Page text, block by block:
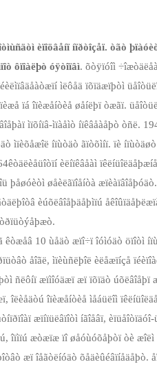
èïîöâåíï íïðòîçåï. òãò
ôïîàëþò óÿòîïâì. õòÿïóîì
ìëôåä ïõïäæïþòì
ïá îïèæåíòèå øåíëþï òæãï.
ìïõíïâ­-ìïàåìò íïêâåàåþò òñë.
ìïèõåæîë íïùòäò ãïòõìíï. ïè
èëíïêâåàì
þåøóèòì øåèëãïîåíòà
èúõëâîåþäåþìïú
êòæåâ 10 ùåäò æïî÷ï îóìóäò öïîòì
åîãë, ìïèùñëþîë èëåæïíçå
ñëôíï æïìîóäæï æï ïõïäò úõëâîåþï
îëèåäòú îïèæåíòèå ìåáüëîì
æïíïüëâïîòì íãîåâï,
îïìïú æòæïæ ïî øåóùóõåþòï òè æîëì
æï îåãòëíóäò õåäèûéâïíåäåþò.